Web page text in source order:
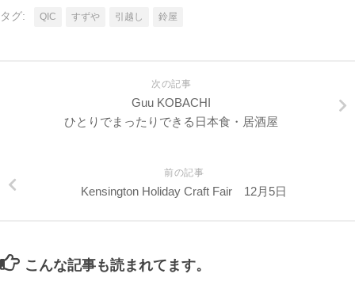
タグ: QIC すずや 引越し 鈴屋
次の記事
Guu KOBACHI
ひとりでまったりできる日本食・居酒屋
前の記事
Kensington Holiday Craft Fair 12月5日
こんな記事も読まれてます。